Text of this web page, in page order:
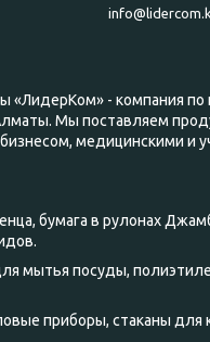
«ЛидерКом» - компания по
Мы поставляем
медицинскими и
бумага в рулонах
мытья посуды,
приборы, стаканы для